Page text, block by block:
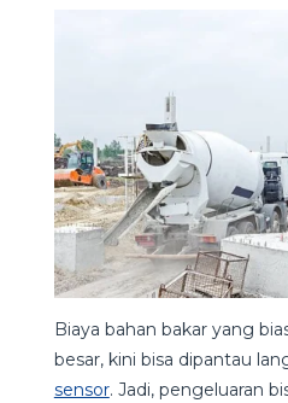
Biaya bahan bakar yang
besar, kini bisa dipantau
sensor. Jadi, pengeluaran